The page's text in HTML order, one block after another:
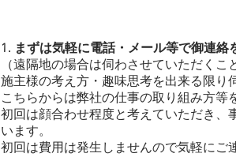
1. まずは気軽に電話・メール等で御連
（遠隔地の場合は伺わさせていただくこ
施主様の考え方・趣味思考を出来る限り
こちらからは弊社の仕事の取り組み方等
初回は顔合わせ程度と考えていただき
います。
初回は費用は発生しませんので気軽にご